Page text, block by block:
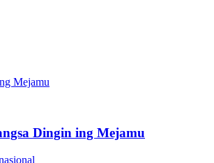
Dingin ing Mejamu